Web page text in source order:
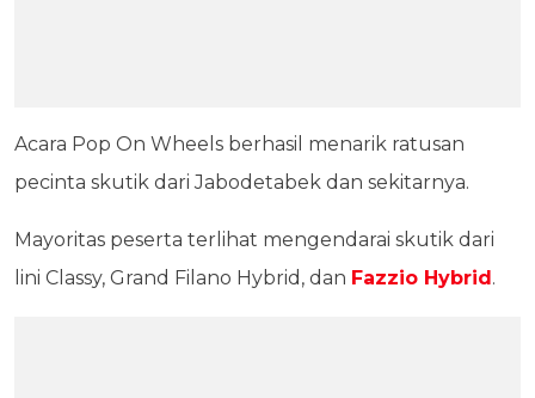
Acara Pop On Wheels berhasil menarik ratusan
pecinta skutik dari Jabodetabek dan sekitarnya.
Mayoritas peserta terlihat mengendarai skutik dari
lini Classy, Grand Filano Hybrid, dan Fazzio Hybrid.